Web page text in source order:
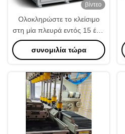
βίντεο
Ολοκληρώστε το κλείσιμο
στη μία πλευρά εντός 15 έως
25 δευτερολέπτων Μηχανή
κατασκευής καλοριφέρ με 6
συνομιλία τώρα